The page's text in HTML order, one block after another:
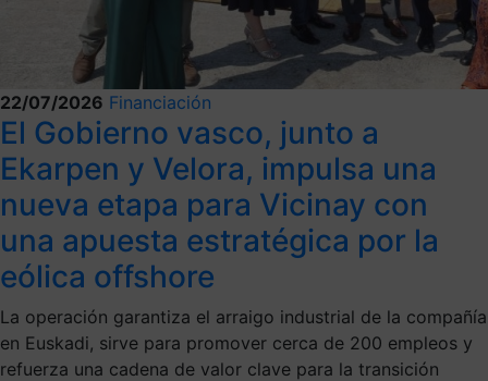
22/07/2026 Financiación
El Gobierno vasco, junto a
Ekarpen y Velora, impulsa una
nueva etapa para Vicinay con
una apuesta estratégica por la
eólica offshore
La operación garantiza el arraigo industrial de la compañía
en Euskadi, sirve para promover cerca de 200 empleos y
refuerza una cadena de valor clave para la transición